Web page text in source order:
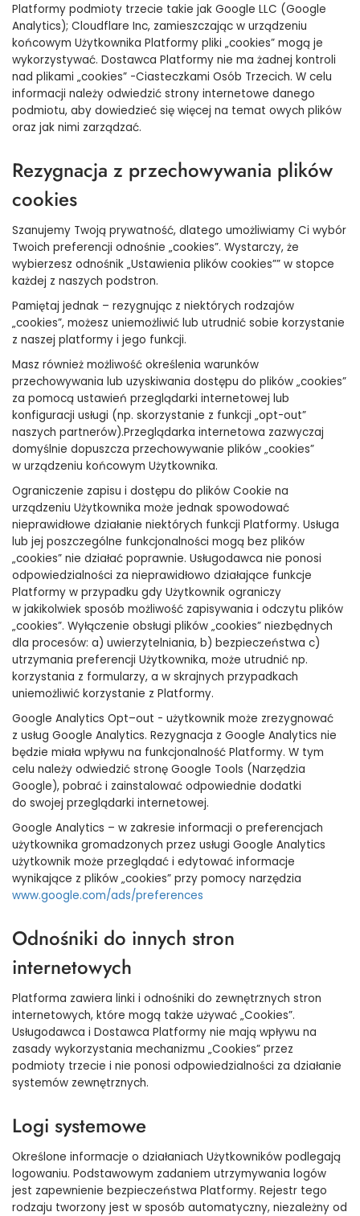
Platformy podmioty trzecie takie jak Google LLC (Google
Analytics); Cloudflare Inc, zamieszczając w urządzeniu
końcowym Użytkownika Platformy pliki „cookies” mogą je
wykorzystywać. Dostawca Platformy nie ma żadnej kontroli
nad plikami „cookies” -Ciasteczkami Osób Trzecich. W celu
informacji należy odwiedzić strony internetowe danego
podmiotu, aby dowiedzieć się więcej na temat owych plików
oraz jak nimi zarządzać.
Rezygnacja z przechowywania plików
cookies
Szanujemy Twoją prywatność, dlatego umożliwiamy Ci wybór
Twoich preferencji odnośnie „cookies”. Wystarczy, że
wybierzesz odnośnik „Ustawienia plików cookies”” w stopce
każdej z naszych podstron.
Pamiętaj jednak – rezygnując z niektórych rodzajów
„cookies”, możesz uniemożliwić lub utrudnić sobie korzystanie
z naszej platformy i jego funkcji.
Masz również możliwość określenia warunków
przechowywania lub uzyskiwania dostępu do plików „cookies”
za pomocą ustawień przeglądarki internetowej lub
konfiguracji usługi (np. skorzystanie z funkcji „opt-out”
naszych partnerów).Przeglądarka internetowa zazwyczaj
domyślnie dopuszcza przechowywanie plików „cookies”
w urządzeniu końcowym Użytkownika.
Ograniczenie zapisu i dostępu do plików Cookie na
urządzeniu Użytkownika może jednak spowodować
nieprawidłowe działanie niektórych funkcji Platformy. Usługa
lub jej poszczególne funkcjonalności mogą bez plików
„cookies” nie działać poprawnie. Usługodawca nie ponosi
odpowiedzialności za nieprawidłowo działające funkcje
Platformy w przypadku gdy Użytkownik ograniczy
w jakikolwiek sposób możliwość zapisywania i odczytu plików
„cookies”. Wyłączenie obsługi plików „cookies” niezbędnych
dla procesów: a) uwierzytelniania, b) bezpieczeństwa c)
utrzymania preferencji Użytkownika, może utrudnić np.
korzystania z formularzy, a w skrajnych przypadkach
uniemożliwić korzystanie z Platformy.
Google Analytics Opt–out - użytkownik może zrezygnować
z usług Google Analytics. Rezygnacja z Google Analytics nie
będzie miała wpływu na funkcjonalność Platformy. W tym
celu należy odwiedzić stronę Google Tools (Narzędzia
Google), pobrać i zainstalować odpowiednie dodatki
do swojej przeglądarki internetowej.
Google Analytics – w zakresie informacji o preferencjach
użytkownika gromadzonych przez usługi Google Analytics
użytkownik może przeglądać i edytować informacje
wynikające z plików „cookies” przy pomocy narzędzia
www.google.com/ads/preferences
Odnośniki do innych stron
internetowych
Platforma zawiera linki i odnośniki do zewnętrznych stron
internetowych, które mogą także używać „Cookies”.
Usługodawca i Dostawca Platformy nie mają wpływu na
zasady wykorzystania mechanizmu „Cookies” przez
podmioty trzecie i nie ponosi odpowiedzialności za działanie
systemów zewnętrznych.
Logi systemowe
Określone informacje o działaniach Użytkowników podlegają
logowaniu. Podstawowym zadaniem utrzymywania logów
jest zapewnienie bezpieczeństwa Platformy. Rejestr tego
rodzaju tworzony jest w sposób automatyczny, niezależny od